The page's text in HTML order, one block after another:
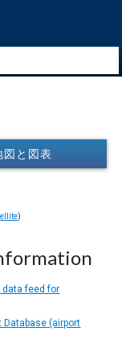
と図表
)
data feed for
Database (airport